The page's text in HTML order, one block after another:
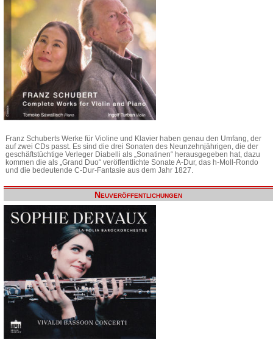
Franz Schuberts Werke für Violine und Klavier haben genau den Umfang, der
auf zwei CDs passt. Es sind die drei Sonaten des Neunzehnjährigen, die der
geschäftstüchtige Verleger Diabelli als „Sonatinen“ herausgegeben hat, dazu
kommen die als „Grand Duo“ veröffentlichte Sonate A-Dur, das h-Moll-Rondo
und die bedeutende C-Dur-Fantasie aus dem Jahr 1827.
Neuveröffentlichungen